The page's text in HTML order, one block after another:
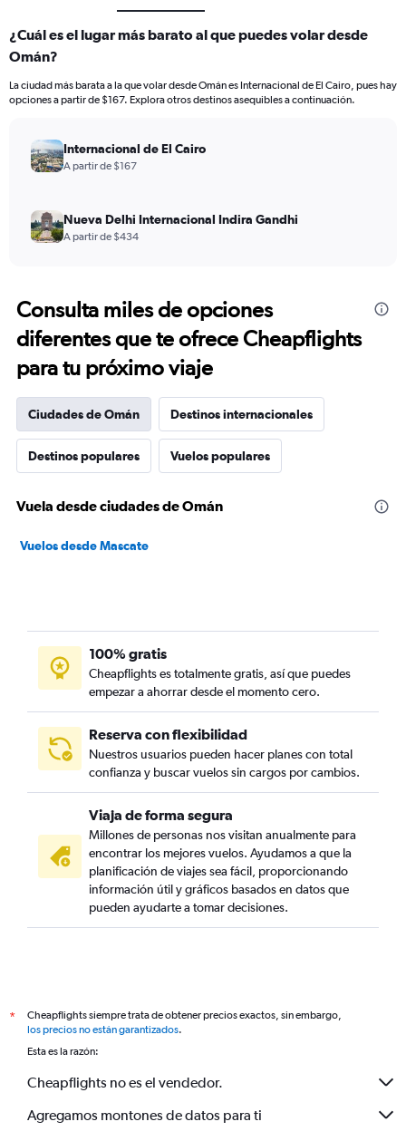
¿Cuál es el lugar más barato al que puedes volar desde
Omán?
La ciudad más barata a la que volar desde Omán es Internacional de El Cairo, pues hay
opciones a partir de $167. Explora otros destinos asequibles a continuación.
Internacional de El Cairo
A partir de $167
Nueva Delhi Internacional Indira Gandhi
A partir de $434
Consulta miles de opciones
diferentes que te ofrece Cheapflights
para tu próximo viaje
Ciudades de Omán Destinos internacionales
Destinos populares Vuelos populares
Vuela desde ciudades de Omán
Vuelos desde Mascate
100% gratis
Cheapflights es totalmente gratis, así que puedes
empezar a ahorrar desde el momento cero.
Reserva con flexibilidad
Nuestros usuarios pueden hacer planes con total
confianza y buscar vuelos sin cargos por cambios.
Viaja de forma segura
Millones de personas nos visitan anualmente para
encontrar los mejores vuelos. Ayudamos a que la
planificación de viajes sea fácil, proporcionando
información útil y gráficos basados en datos que
pueden ayudarte a tomar decisiones.
*
Cheapflights siempre trata de obtener precios exactos, sin embargo,
los precios no están garantizados.
Esta es la razón:
Cheapflights no es el vendedor.
Agregamos montones de datos para ti